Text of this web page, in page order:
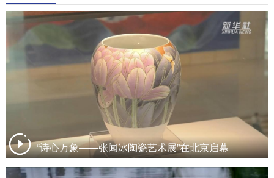
“诗心万象——张闻冰陶瓷艺术展”在北京启幕